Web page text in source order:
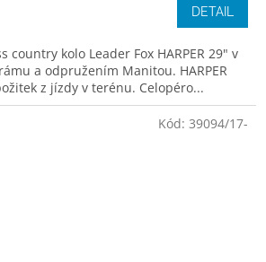
DETAIL
country kolo Leader Fox HARPER 29" v
a odpružením Manitou. HARPER
z jízdy v terénu. Celopéro...
Kód: 39094/17-